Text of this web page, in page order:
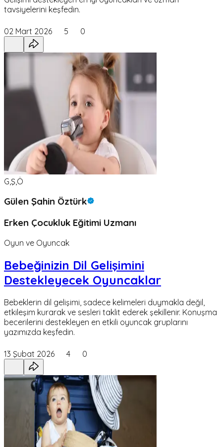
tavsiyelerini keşfedin.
02 Mart 2026 5 0
G,Ş,Ö
Gülen Şahin Öztürk
Erken Çocukluk Eğitimi Uzmanı
Oyun ve Oyuncak
Bebeğinizin Dil Gelişimini
Destekleyecek Oyuncaklar
Bebeklerin dil gelişimi, sadece kelimeleri duymakla değil,
etkileşim kurarak ve sesleri taklit ederek şekillenir. Konuşma
becerilerini destekleyen en etkili oyuncak gruplarını
yazımızda keşfedin.
13 Şubat 2026 4 0